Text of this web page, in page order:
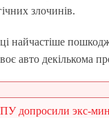
злочинів.
найчастіше
авто декількома
допросили экс-